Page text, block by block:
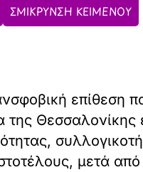
ΣΜΙΚΡΥΝΣΗ ΚΕΙΜΕΝΟΥ
επίθεση
της
μετά